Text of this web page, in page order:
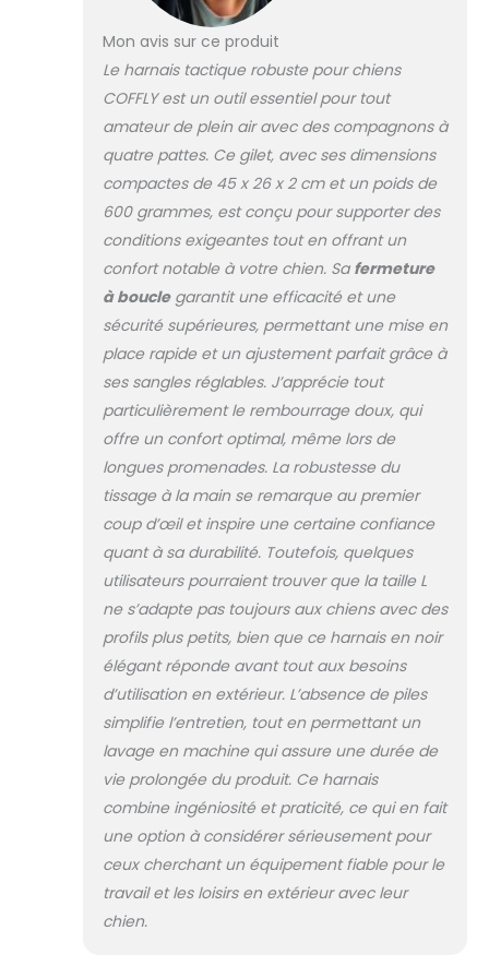
peuvent être
entièrement
port facile avec
des bandes Molle
sur les deux côtés,
permettant à
votre chien de
transporter le
matériel essentiel.
Idéal pour le
service,
loi, la chasse ou
les activités de
plein air. Lorsque
quelqu'un trouve
votre chien perdu,
il peut vous
contacter avec les
informations ci-
dessus Avec
poignée en
mousse
confortable, corde
d'escalade solide
et crochet anti-
enchevêtrement
Mon avis sur ce produit
Le harnais tactique robuste pour chiens
COFFLY est un outil essentiel pour tout
amateur de plein air avec des compagnons à
quatre pattes. Ce gilet, avec ses dimensions
compactes de 45 x 26 x 2 cm et un poids de
600 grammes, est conçu pour supporter des
conditions exigeantes tout en offrant un
confort notable à votre chien. Sa fermeture
à bouclegarantit une efficacité et une
sécurité supérieures, permettant une mise en
place rapide et un ajustement parfait grâce à
ses sangles réglables. J’apprécie tout
particulièrement le rembourrage doux, qui
offre un confort optimal, même lors de
longues promenades. La robustesse du
tissage à la main se remarque au premier
coup d’œil et inspire une certaine confiance
quant à sa durabilité. Toutefois, quelques
utilisateurs pourraient trouver que la taille L
ne s’adapte pas toujours aux chiens avec des
profils plus petits, bien que ce harnais en noir
élégant réponde avant tout aux besoins
d’utilisation en extérieur. L’absence de piles
simplifie l’entretien, tout en permettant un
lavage en machine qui assure une durée de
vie prolongée du produit. Ce harnais
combine ingéniosité et praticité, ce qui en fait
une option à considérer sérieusement pour
ceux cherchant un équipement fiable pour le
travail et les loisirs en extérieur avec leur
chien.